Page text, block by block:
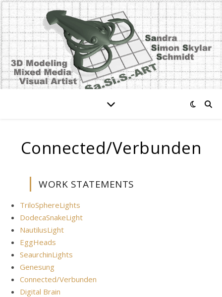
Connected/Verbunden
WORK STATEMENTS
TriloSphereLights
DodecaSnakeLight
NautilusLight
EggHeads
SeaurchinLights
Genesung
Connected/Verbunden
Digital Brain